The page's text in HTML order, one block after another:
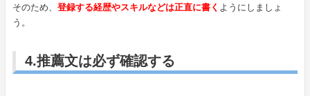
そのため、 登録する経歴やスキルなどは正直に書く ようにしましょ
う。
4.推薦文は必ず確認する